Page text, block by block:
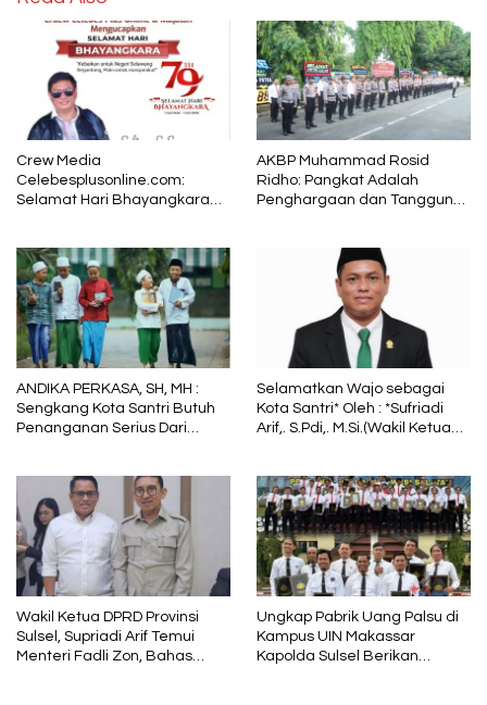
Crew Media
Celebesplusonline.com:
Selamat Hari Bhayangkara
dalam Sunyi dan Terang
AKBP Muhammad Rosid
Ridho: Pangkat Adalah
Penghargaan dan Tanggung
ANDIKA PERKASA, SH, MH :
Sengkang Kota Santri Butuh
Penanganan Serius Dari
Selamatkan Wajo sebagai
Kota Santri* Oleh : *Sufriadi
Arif,. S.Pdi,. M.Si.(Wakil Ketua
Wakil Ketua DPRD Provinsi
Sulsel, Supriadi Arif Temui
Menteri Fadli Zon, Bahas
Ungkap Pabrik Uang Palsu di
Kampus UIN Makassar
Kapolda Sulsel Berikan